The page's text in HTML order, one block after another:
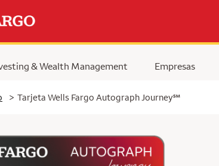
& Wealth Management Empresas
> Tarjeta Wells Fargo Autograph Journeyservice mark
℠